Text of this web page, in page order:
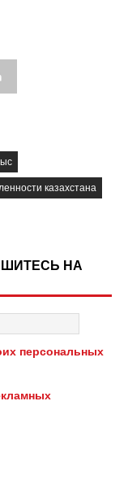
казахстана
НА
персональных